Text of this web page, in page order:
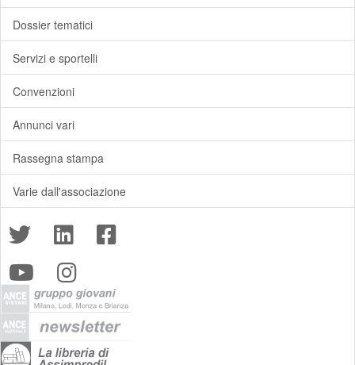
Dossier tematici
Servizi e sportelli
Convenzioni
Annunci vari
Rassegna stampa
Varie dall'associazione